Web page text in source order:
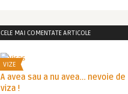
CELE MAI COMENTATE ARTICOLE
VIZE
A avea sau a nu avea… nevoie de
viza !